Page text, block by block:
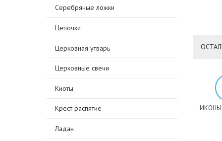
Серебряные ложки
Цепочки
Церковная утварь
Церковные свечи
Киоты
Крест распятие
Ладан